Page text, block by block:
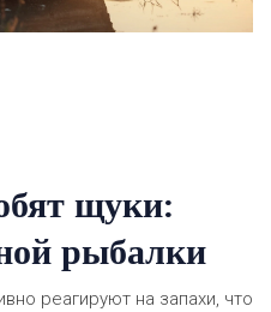
щуки:
рыбалки
реагируют на запахи, что